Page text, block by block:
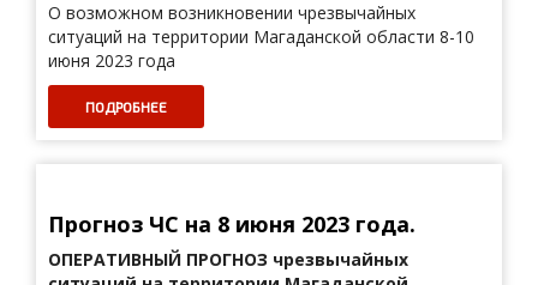
О возможном возникновении чрезвычайных
ситуаций на территории Магаданской области 8-10
июня 2023 года
ПОДРОБНЕЕ
Прогноз ЧС на 8 июня 2023 года.
ОПЕРАТИВНЫЙ ПРОГНОЗ чрезвычайных